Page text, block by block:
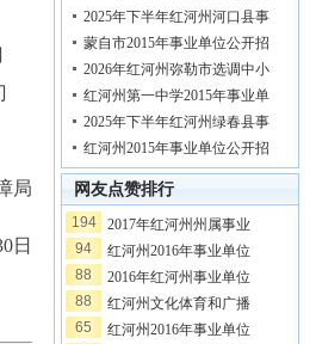
局
日
2025年下半年红河州河口县事
蒙自市2015年事业单位公开招
2026年红河州弥勒市选调中小
红河州第一中学2015年事业单
2025年下半年红河州绿春县事
红河州2015年事业单位公开招
网友点赞排行
194
2017年红河州州属事业
94
红河州2016年事业单位
88
2016年红河州事业单位
88
红河州文化体育和广播
65
红河州2016年事业单位